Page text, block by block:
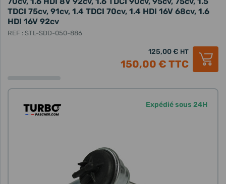
TDCI 75cv, 91cv, 1.4 TDCI 70cv, 1.4 HDI 16V 68cv, 1.6
HDI 16V 92cv
REF : STL-SDD-050-886
125,00 € HT
150,00 € TTC
Expédié sous 24H